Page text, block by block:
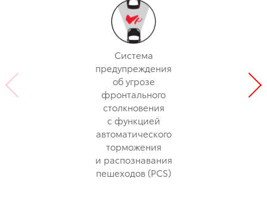
Система
предупреждения
об угрозе
фронтального
столкновения
с функцией
автоматического
торможения
и распознавания
пешеходов (PCS)